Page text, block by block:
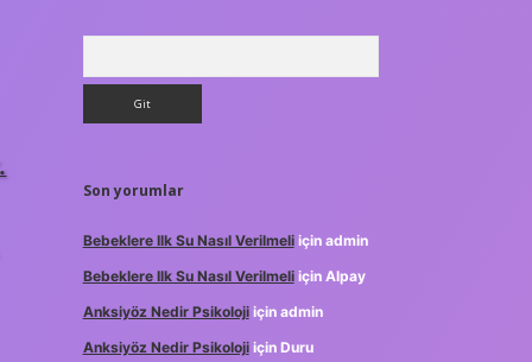
Son yorumlar
Bebeklere Ilk Su Nasıl Verilmeliiçin admin
Bebeklere Ilk Su Nasıl Verilmeliiçin Alpay
Anksiyöz Nedir Psikolojiiçin admin
Anksiyöz Nedir Psikolojiiçin Duru